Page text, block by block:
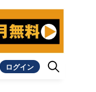
ログイン